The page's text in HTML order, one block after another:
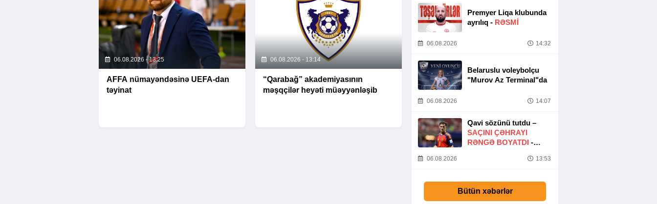
06.08.2026 - 13:25
AFFA nümayəndəsinə UEFA-dan
təyinat
06.08.2026 - 13:14
“Qarabağ” akademiyasının
məşqçilər heyəti müəyyənləşib
Premyer Liqa klubunda
ayrılıq - RƏSMİ
06.08.2026 14:32
Belaruslu voleybolçu
"Murov Az Terminal"da
06.08.2026 14:07
Qavi sözünü tutdu –
SAÇINI ÇƏHRAYI
RƏNGƏ BOYATDI -
06.08.2026 13:53
Bütün xəbərlər